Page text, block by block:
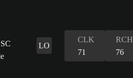
LO
CLK
71
RCH
76